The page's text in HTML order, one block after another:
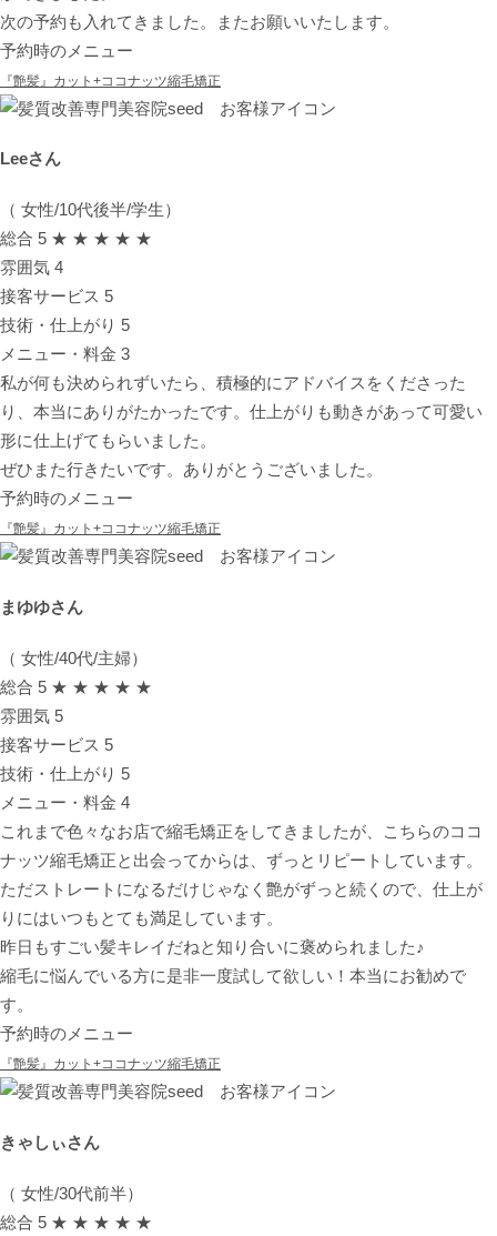
次の予約も入れてきました。またお願いいたします。
予約時のメニュー
『艶髪』カット+ココナッツ縮毛矯正
Leeさん
（ 女性/10代後半/学生）
総合 5 ★ ★ ★ ★ ★
雰囲気 4
接客サービス 5
技術・仕上がり 5
メニュー・料金 3
私が何も決められずいたら、積極的にアドバイスをくださった
り、本当にありがたかったです。仕上がりも動きがあって可愛い
形に仕上げてもらいました。
ぜひまた行きたいです。ありがとうございました。
予約時のメニュー
『艶髪』カット+ココナッツ縮毛矯正
まゆゆさん
（ 女性/40代/主婦）
総合 5 ★ ★ ★ ★ ★
雰囲気 5
接客サービス 5
技術・仕上がり 5
メニュー・料金 4
これまで色々なお店で縮毛矯正をしてきましたが、こちらのココ
ナッツ縮毛矯正と出会ってからは、ずっとリピートしています。
ただストレートになるだけじゃなく艶がずっと続くので、仕上が
りにはいつもとても満足しています。
昨日もすごい髪キレイだねと知り合いに褒められました♪
縮毛に悩んでいる方に是非一度試して欲しい！本当にお勧めで
す。
予約時のメニュー
『艶髪』カット+ココナッツ縮毛矯正
きゃしぃさん
（ 女性/30代前半）
総合 5 ★ ★ ★ ★ ★